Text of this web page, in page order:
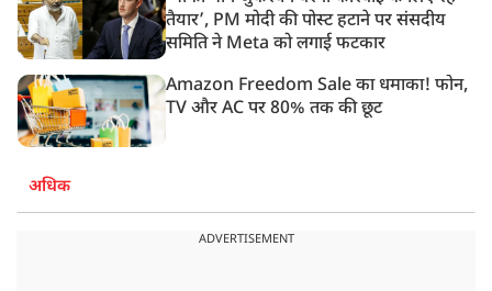
तैयार’, PM मोदी की पोस्ट हटाने पर संसदीय
समिति ने Meta को लगाई फटकार
Amazon Freedom Sale का धमाका! फोन,
TV और AC पर 80% तक की छूट
अधिक
ADVERTISEMENT